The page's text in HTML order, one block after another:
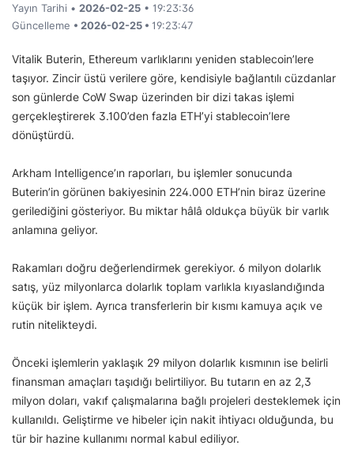
Yayın Tarihi • 2026-02-25 • 19:23:36
Güncelleme • 2026-02-25 • 19:23:47
Vitalik Buterin, Ethereum varlıklarını yeniden stablecoin’lere
taşıyor. Zincir üstü verilere göre, kendisiyle bağlantılı cüzdanlar
son günlerde CoW Swap üzerinden bir dizi takas işlemi
gerçekleştirerek 3.100’den fazla ETH’yi stablecoin’lere
dönüştürdü.
Arkham Intelligence’ın raporları, bu işlemler sonucunda
Buterin’in görünen bakiyesinin 224.000 ETH’nin biraz üzerine
gerilediğini gösteriyor. Bu miktar hâlâ oldukça büyük bir varlık
anlamına geliyor.
Rakamları doğru değerlendirmek gerekiyor. 6 milyon dolarlık
satış, yüz milyonlarca dolarlık toplam varlıkla kıyaslandığında
küçük bir işlem. Ayrıca transferlerin bir kısmı kamuya açık ve
rutin nitelikteydi.
Önceki işlemlerin yaklaşık 29 milyon dolarlık kısmının ise belirli
finansman amaçları taşıdığı belirtiliyor. Bu tutarın en az 2,3
milyon doları, vakıf çalışmalarına bağlı projeleri desteklemek için
kullanıldı. Geliştirme ve hibeler için nakit ihtiyacı olduğunda, bu
tür bir hazine kullanımı normal kabul ediliyor.